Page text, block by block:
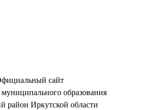
сайт
муниципального образования
район Иркутской области